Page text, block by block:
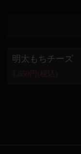
明太もちチーズ
1,859円 (税込)